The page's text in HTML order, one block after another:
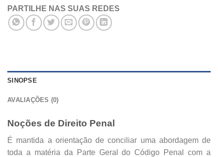
PARTILHE NAS SUAS REDES
SINOPSE
AVALIAÇÕES (0)
Noções de Direito Penal
É mantida a orientação de conciliar uma abordagem de
toda a matéria da Parte Geral do Código Penal com a